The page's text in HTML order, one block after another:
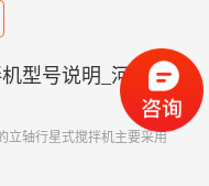
型号说明_河北双
立轴行星式搅拌机主要采用